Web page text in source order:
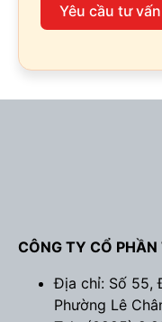
Yêu cầu tư vấn
CÔNG TY CỔ
Địa chỉ: Số 55,
Phường Lê